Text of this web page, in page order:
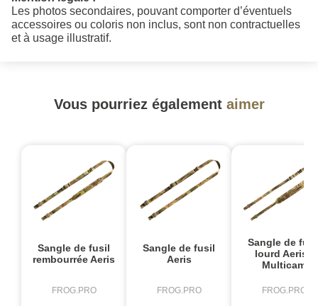
Les photos secondaires, pouvant comporter d’éventuels
accessoires ou coloris non inclus, sont non contractuelles
et à usage illustratif.
Vous pourriez également aimer
Sangle de fusil
rembourrée Aeris
FROG.PRO
Sangle de fusil
Aeris
FROG.PRO
Sangle de
lourd Aeris -
Multicam
FROG.PRO